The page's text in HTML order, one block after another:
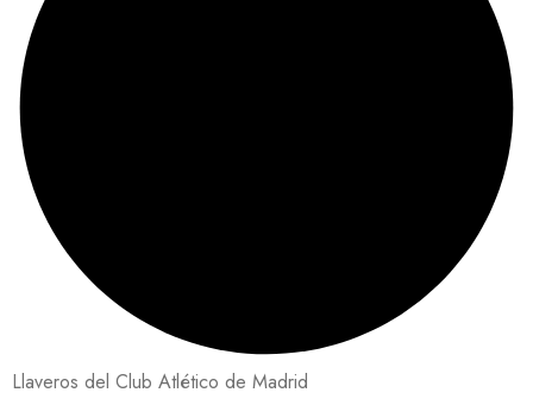
Llaveros del Club Atlético de Madrid